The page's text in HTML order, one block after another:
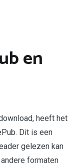
en
heeft het
Dit is een
gelezen kan
formaten